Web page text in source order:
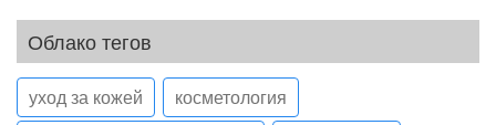
Облако тегов
уход за кожей
косметология